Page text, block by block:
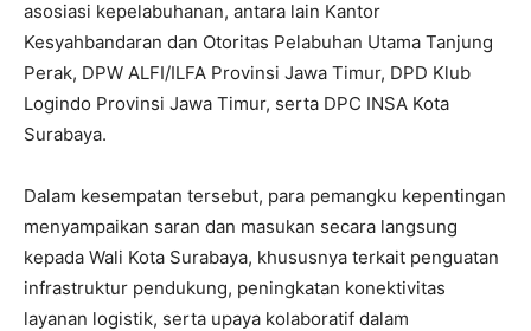
asosiasi kepelabuhanan, antara lain Kantor
Kesyahbandaran dan Otoritas Pelabuhan Utama Tanjung
Perak, DPW ALFI/ILFA Provinsi Jawa Timur, DPD Klub
Logindo Provinsi Jawa Timur, serta DPC INSA Kota
Surabaya.
Dalam kesempatan tersebut, para pemangku kepentingan
menyampaikan saran dan masukan secara langsung
kepada Wali Kota Surabaya, khususnya terkait penguatan
infrastruktur pendukung, peningkatan konektivitas
layanan logistik, serta upaya kolaboratif dalam